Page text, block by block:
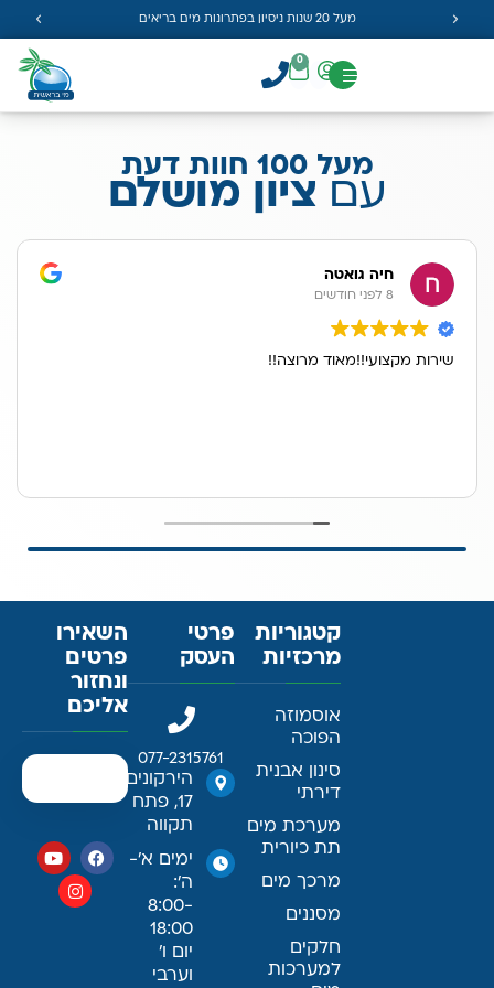
מעל 20 שנות ניסיון בפתרונות מים בריאים
0
מעל 100 חוות דעת
עםציון מושלם
חיה גואטה
8 לפני חודשים
שירות מקצועי!!מאוד מרוצה!!
קטגוריות
מרכזיות
אוסמוזה
הפוכה
סינון אבנית
דירתי
מערכת מים
תת כיורית
מרכך מים
מסננים
חלקים
למערכות
פרטי
העסק
077-2315761
הירקונים
17, פתח
תקווה
ימים א׳-
ה׳:
8:00-
18:00
יום ו׳
וערבי
השאירו
פרטים
ונחזור
אליכם